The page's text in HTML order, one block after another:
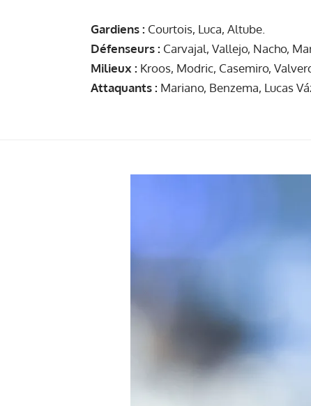
Gardiens : Courtois, Luca, Altube.
Défenseurs : Carvajal, Vallejo, Nacho,
Milieux : Kroos, Modric, Casemiro,
Attaquants : Mariano, Benzema, Lucas